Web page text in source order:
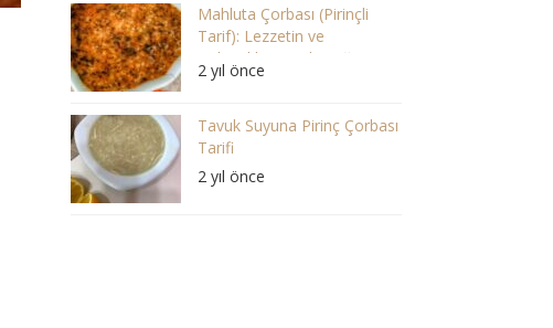
Mahluta Çorbası (Pirinçli
Tarif): Lezzetin ve
Geleneklerin Buluştuğu Bir
Ziyafet
2 yıl önce
Tavuk Suyuna Pirinç Çorbası
Tarifi
2 yıl önce